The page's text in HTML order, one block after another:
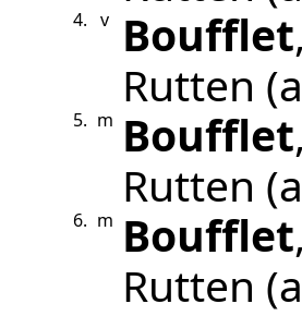
4. v Boufflet,
Rutten
5. m Boufflet,
Rutten
6. m Boufflet,
Rutten